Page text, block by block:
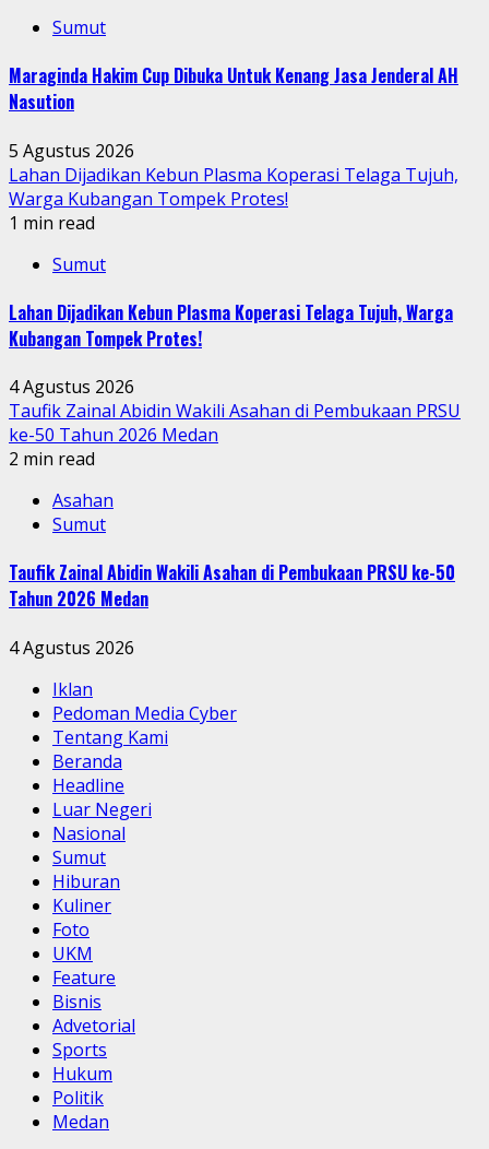
Sumut
Maraginda Hakim Cup Dibuka Untuk Kenang Jasa Jenderal AH
Nasution
5 Agustus 2026
Lahan Dijadikan Kebun Plasma Koperasi Telaga Tujuh,
Warga Kubangan Tompek Protes!
1 min read
Sumut
Lahan Dijadikan Kebun Plasma Koperasi Telaga Tujuh, Warga
Kubangan Tompek Protes!
4 Agustus 2026
Taufik Zainal Abidin Wakili Asahan di Pembukaan PRSU
ke-50 Tahun 2026 Medan
2 min read
Asahan
Sumut
Taufik Zainal Abidin Wakili Asahan di Pembukaan PRSU ke-50
Tahun 2026 Medan
4 Agustus 2026
Iklan
Pedoman Media Cyber
Tentang Kami
Beranda
Headline
Luar Negeri
Nasional
Sumut
Hiburan
Kuliner
Foto
UKM
Feature
Bisnis
Advetorial
Sports
Hukum
Politik
Medan